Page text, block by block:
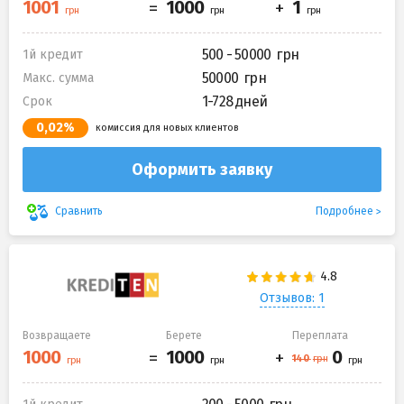
1й кредит 500 - 50000
Макс. сумма 50000
Срок 1-728 дней
0,02% комиссия для новых клиентов
Оформить заявку
Сравнить Подробнее
Отзывов: 1
Возвращаете Берете Переплата